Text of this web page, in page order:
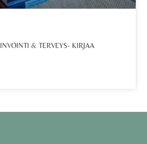
& TERVEYS- KIRJAA